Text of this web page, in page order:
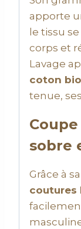
apporte
le tissu
corps et
Lavage
coton
tenue,
sobre
Grâce à sa
coutures